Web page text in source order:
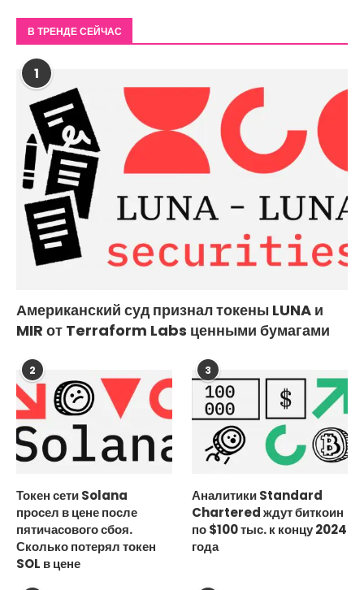
В ТРЕНДЕ СЕЙЧАС
1
Американский суд признал токены LUNA и
MIR от Terraform Labs ценными бумагами
2
Токен сети Solana
просел в цене после
пятичасового сбоя.
Сколько потерял токен
SOL в цене
3
Аналитики Standard
Chartered ждут биткоин
по $100 тыс. к концу 2024
года